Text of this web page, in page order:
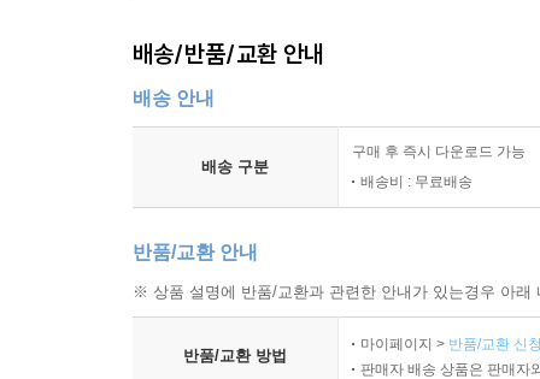
배송/반품/교환 안내
배송 안내
배송 구분
구매 후 즉시 다운로드 가능
배송비 : 무료배송
반품/교환 안내
※ 상품 설명에 반품/교환과 관련한 안내가 있는경우 아
반품/교환 방법
마이페이지 > 반품/교환 신
판매자 배송 상품은 판매자